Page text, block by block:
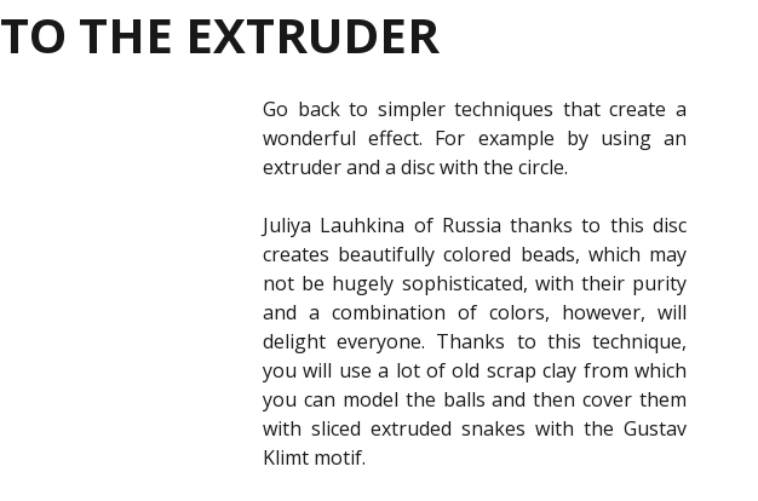
THE EXTRUDER
Go back to simpler techniques that create a
extruder and a disc with the circle.
Juliya Lauhkina of Russia thanks to this disc
creates beautifully colored beads, which may
not be hugely sophisticated, with their purity
and a combination of colors, however, will
delight everyone. Thanks to this technique,
you will use a lot of old scrap clay from which
you can model the balls and then cover them
with sliced extruded snakes with the Gustav
Klimt motif.